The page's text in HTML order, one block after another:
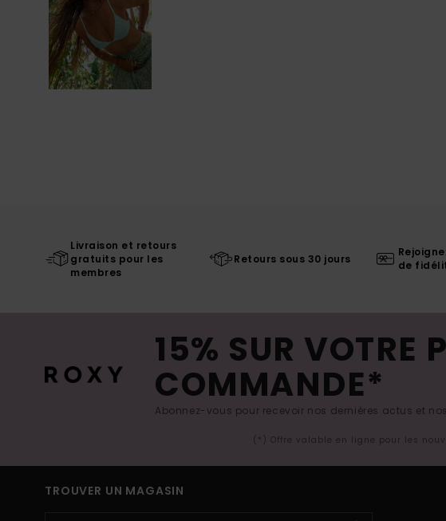
Livraison et retours
gratuits pour les
membres
Retours sous 30 jours
de
15% SUR VOTRE
COMMANDE*
Abonnez-vous pour recevoir nos dernières actus et
(*) Offre valable en ligne pour les
TROUVER UN MAGASIN